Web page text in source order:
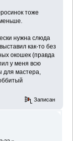
тоже
нужна слюда
как-то без
окошек (правда
у меня всю
для мастера,
Записан